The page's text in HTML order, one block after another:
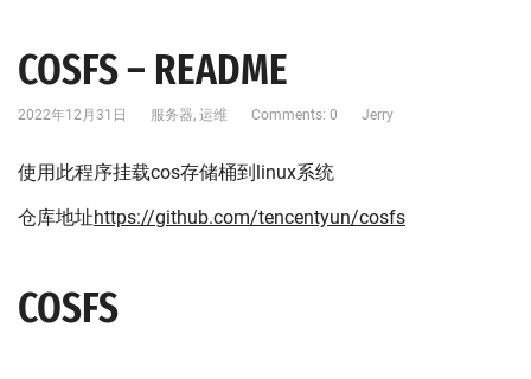
COSFS – README
2022年12月31日 服务器, 运维 Comments: 0 Jerry
使用此程序挂载cos存储桶到linux系统
仓库地址https://github.com/tencentyun/cosfs
COSFS